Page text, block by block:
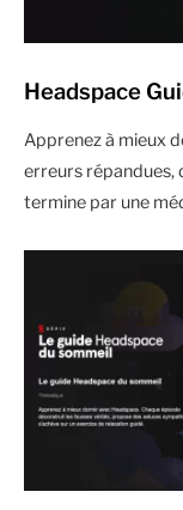
Headspace
Apprenez à mieux
erreurs répandues,
termine par une